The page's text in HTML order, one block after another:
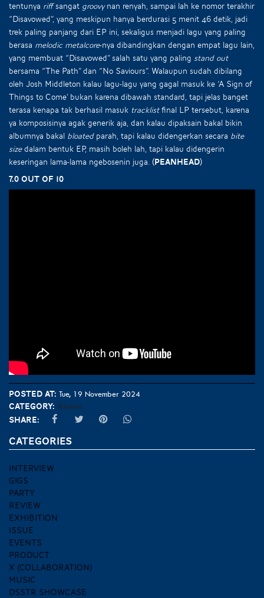
tentunya riffsangat groovynan renyah, sampai lah ke nomor terakhir
“Disavowed”, yang meskipun hanya berdurasi 5 menit 46 detik, jadi
trek paling panjang dari EP ini, sekaligus menjadi lagu yang paling
berasa melodic metalcore-nya dibandingkan dengan empat lagu lain,
yang membuat “Disavowed” salah satu yang paling stand out
bersama “The Path” dan “No Saviours”. Walaupun sudah dibilang
oleh Josh Middleton kalau lagu-lagu yang gagal masuk ke ‘A Sign of
Things to Come’ bukan karena dibawah standard, tapi jelas banget
terasa kenapa tak berhasil masuk tracklistfinal LP tersebut, karena
ya komposisinya agak generik aja, dan kalau dipaksain bakal bikin
albumnya bakal bloatedparah, tapi kalau didengerkan secara bite
sizedalam bentuk EP, masih boleh lah, tapi kalau didengerin
keseringan lama-lama ngebosenin juga. (Peanhead)
7.0 out of 10
Posted at: Tue, 19 November 2024
Category: Review
Share:
CATEGORIES
INTERVIEW
GIGS
PARTY
REVIEW
EXHIBITION
ISSUE
EVENTS
PRODUCT
X (COLLABORATION)
MUSIC
DSSTR SHOWCASE